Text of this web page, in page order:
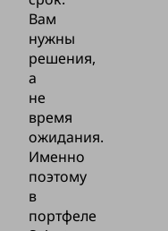
Вам
нужны
решения,
а
не
время
ожидания.
Именно
поэтому
в
портфеле